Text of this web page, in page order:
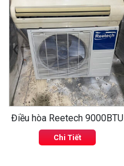
Điều hòa Reetech 9000BTU
Chi Tiết
‹